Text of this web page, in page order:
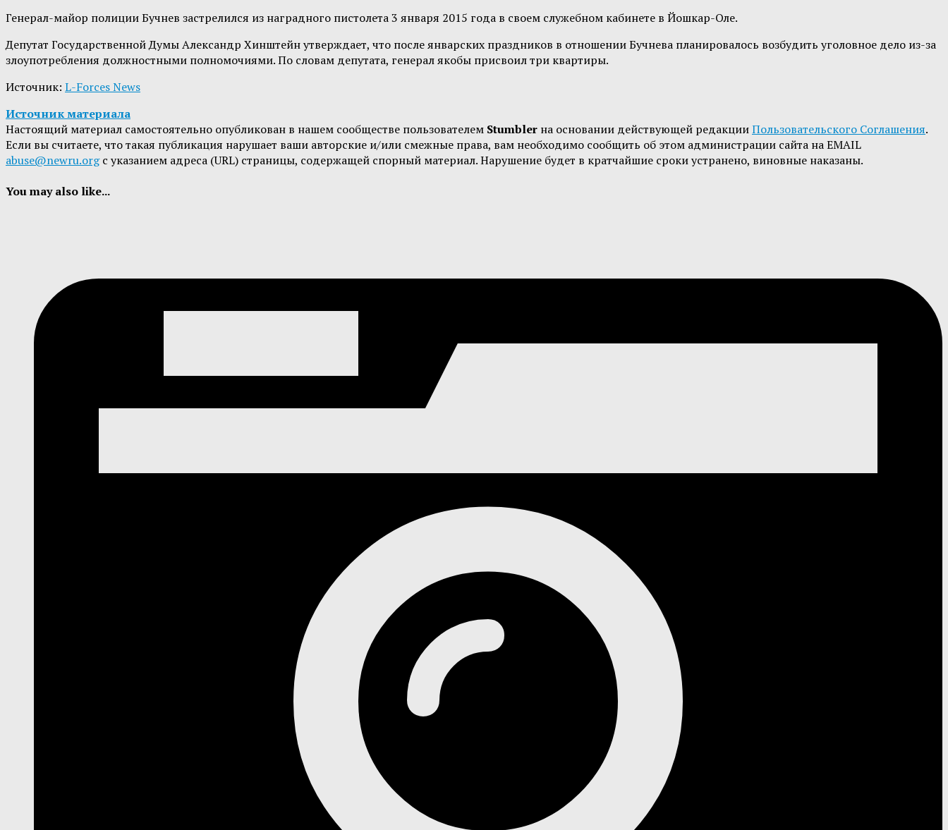
Генерал-майор полиции Бучнев застрелился из наградного пистолета 3 января 2015 года в своем служебном кабинете в Йошкар-Оле.
Депутат Государственной Думы Александр Хинштейн утверждает, что после январских праздников в отношении Бучнева планировалось возбудить уголовное дело из-за
злоупотребления должностными полномочиями. По словам депутата, генерал якобы присвоил три квартиры.
Источник: L-Forces News
Источник материала
Настоящий материал самостоятельно опубликован в нашем сообществе пользователем Stumbler на основании действующей редакцииПользовательского Соглашения.
Если вы считаете, что такая публикация нарушает ваши авторские и/или смежные права, вам необходимо сообщить об этом администрации сайта на EMAIL
abuse@newru.orgс указанием адреса (URL) страницы, содержащей спорный материал. Нарушение будет в кратчайшие сроки устранено, виновные наказаны.
You may also like...